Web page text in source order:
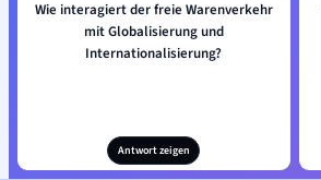
Wie interagiert der freie Warenverkehr
mit Globalisierung und
Internationalisierung?
Antwort zeigen